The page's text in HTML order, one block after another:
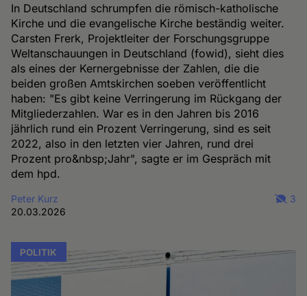
In Deutschland schrumpfen die römisch-katholische
Kirche und die evangelische Kirche beständig weiter.
Carsten Frerk, Projektleiter der Forschungsgruppe
Weltanschauungen in Deutschland (fowid), sieht dies
als eines der Kernergebnisse der Zahlen, die die
beiden großen Amtskirchen soeben veröffentlicht
haben: "Es gibt keine Verringerung im Rückgang der
Mitgliederzahlen. War es in den Jahren bis 2016
jährlich rund ein Prozent Verringerung, sind es seit
2022, also in den letzten vier Jahren, rund drei
Prozent pro&nbsp;Jahr", sagte er im Gespräch mit
dem hpd.
Peter Kurz
20.03.2026
3
POLITIK